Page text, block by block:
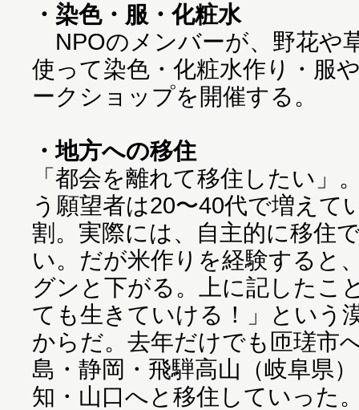
・染色・服・化粧水
NPOのメンバーが、野花や
使って染色・化粧水作り・服
ークショップを開催する。
・地方への移住
「都会を離れて移住したい」
う願望者は20〜40代で増えて
割。実際には、自主的に移住
い。だが米作りを経験すると
グンと下がる。上に記したこ
ても生きていける！」という
からだ。去年だけでも匝瑳市
島・静岡・飛騨高山（岐阜県
知・山口へと移住していった